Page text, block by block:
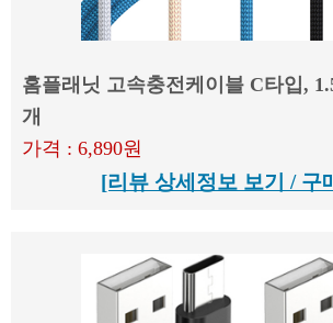
홈플래닛 고속충전케이블 C타입,
개
가격 : 6,890원
[리뷰 상세정보 보기 / 구